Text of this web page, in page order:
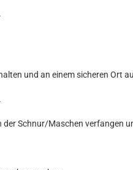
und an einem sicheren Ort
der Schnur/Maschen verfangen